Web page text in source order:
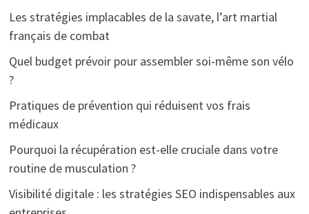
Les stratégies implacables de la savate, l’art martial
français de combat
Quel budget prévoir pour assembler soi-même son vélo
?
Pratiques de prévention qui réduisent vos frais
médicaux
Pourquoi la récupération est-elle cruciale dans votre
routine de musculation ?
Visibilité digitale : les stratégies SEO indispensables aux